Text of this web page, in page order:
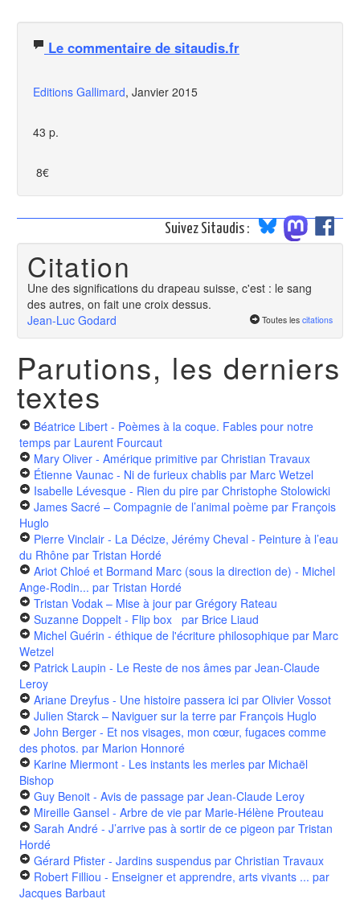
Le commentaire de sitaudis.fr
Editions Gallimard, Janvier 2015
43 p.
8€
Suivez Sitaudis :
Citation
Une des significations du drapeau suisse, c'est : le sang
des autres, on fait une croix dessus.
Jean-Luc Godard
Toutes les citations
Parutions, les derniers
textes
Béatrice Libert - Poèmes à la coque. Fables pour notre
temps par Laurent Fourcaut
Mary Oliver - Amérique primitive par Christian Travaux
Étienne Vaunac - Ni de furieux chablis par Marc Wetzel
Isabelle Lévesque - Rien du pire par Christophe Stolowicki
James Sacré – Compagnie de l’animal poème par François
Huglo
Pierre Vinclair - La Décize, Jérémy Cheval - Peinture à l’eau
du Rhône par Tristan Hordé
Ariot Chloé et Bormand Marc (sous la direction de) - Michel
Ange-Rodin... par Tristan Hordé
Tristan Vodak – Mise à jour par Grégory Rateau
Suzanne Doppelt - Flip box par Brice Liaud
Michel Guérin - éthique de l'écriture philosophique par Marc
Wetzel
Patrick Laupin - Le Reste de nos âmes par Jean-Claude
Leroy
Ariane Dreyfus - Une histoire passera ici par Olivier Vossot
Julien Starck – Naviguer sur la terre par François Huglo
John Berger - Et nos visages, mon cœur, fugaces comme
des photos. par Marion Honnoré
Karine Miermont - Les instants les merles par Michaël
Bishop
Guy Benoit - Avis de passage par Jean-Claude Leroy
Mireille Gansel - Arbre de vie par Marie-Hélène Prouteau
Sarah André - J’arrive pas à sortir de ce pigeon par Tristan
Hordé
Gérard Pfister - Jardins suspendus par Christian Travaux
Robert Filliou - Enseigner et apprendre, arts vivants ... par
Jacques Barbaut